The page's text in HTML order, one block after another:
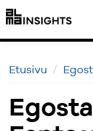
Etusivu
Egosta